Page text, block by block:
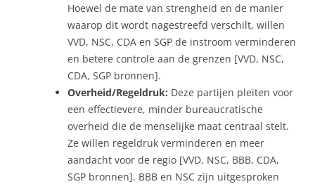
Hoewel de mate van strengheid en de manier
waarop dit wordt nagestreefd verschilt, willen
VVD, NSC, CDA en SGP de instroom verminderen
en betere controle aan de grenzen [VVD, NSC,
CDA, SGP bronnen].
Overheid/Regeldruk: Deze partijen pleiten voor
een effectievere, minder bureaucratische
overheid die de menselijke maat centraal stelt.
Ze willen regeldruk verminderen en meer
aandacht voor de regio [VVD, NSC, BBB, CDA,
SGP bronnen]. BBB en NSC zijn uitgesproken